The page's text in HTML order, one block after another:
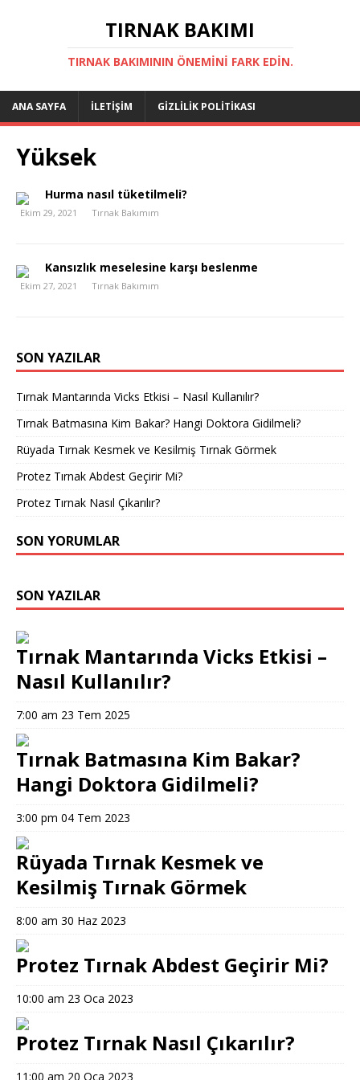
TIRNAK BAKIMI
TIRNAK BAKIMININ ÖNEMINI FARK EDIN.
ANA SAYFA İLETIŞIM GIZLILIK POLITIKASI
Yüksek
Hurma nasıl tüketilmeli?
Ekim 29, 2021 Tırnak Bakımım
Kansızlık meselesine karşı beslenme
Ekim 27, 2021 Tırnak Bakımım
SON YAZILAR
Tırnak Mantarında Vicks Etkisi – Nasıl Kullanılır?
Tırnak Batmasına Kim Bakar? Hangi Doktora Gidilmeli?
Rüyada Tırnak Kesmek ve Kesilmiş Tırnak Görmek
Protez Tırnak Abdest Geçirir Mi?
Protez Tırnak Nasıl Çıkarılır?
SON YORUMLAR
SON YAZILAR
Tırnak Mantarında Vicks Etkisi –
Nasıl Kullanılır?
7:00 am 23 Tem 2025
Tırnak Batmasına Kim Bakar?
Hangi Doktora Gidilmeli?
3:00 pm 04 Tem 2023
Rüyada Tırnak Kesmek ve
Kesilmiş Tırnak Görmek
8:00 am 30 Haz 2023
Protez Tırnak Abdest Geçirir Mi?
10:00 am 23 Oca 2023
Protez Tırnak Nasıl Çıkarılır?
11:00 am 20 Oca 2023